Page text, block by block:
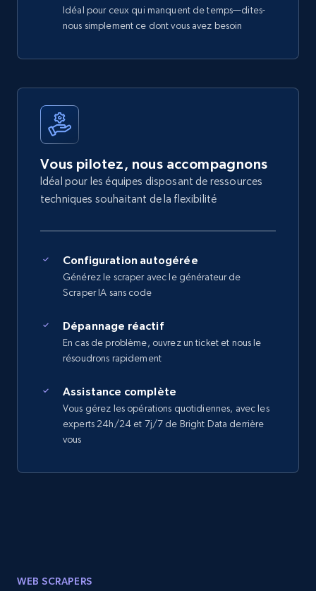
Idéal pour ceux qui manquent de temps—dites-
nous simplement ce dont vous avez besoin
Vous pilotez, nous accompagnons
Idéal pour les équipes disposant de ressources
techniques souhaitant de la flexibilité
Configuration autogérée
Générez le scraper avec le générateur de
Scraper IA sans code
Dépannage réactif
En cas de problème, ouvrez un ticket et nous le
résoudrons rapidement
Assistance complète
Vous gérez les opérations quotidiennes, avec les
experts 24h/24 et 7j/7 de Bright Data derrière
vous
WEB SCRAPERS